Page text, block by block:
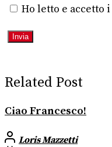
Ho letto e accetto i
Related Post
Ciao Francesco!
Loris Mazzetti